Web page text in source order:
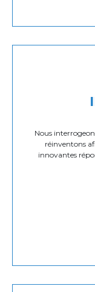
Nous
réinventons
innovantes